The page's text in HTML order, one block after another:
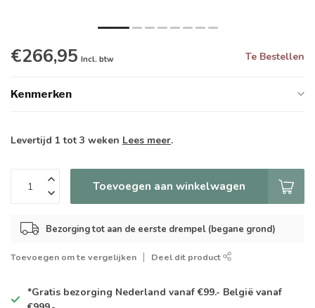
€266,95 Incl. btw Te Bestellen
Kenmerken
Levertijd 1 tot 3 weken Lees meer.
Toevoegen aan winkelwagen
Bezorging tot aan de eerste drempel (begane grond)
Toevoegen om te vergelijken Deel dit product
*Gratis bezorging Nederland vanaf €99.- België vanaf